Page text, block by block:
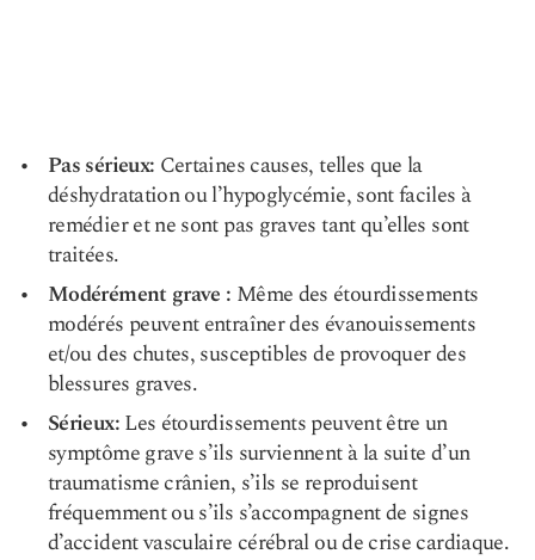
Pas sérieux: Certaines causes, telles que la
déshydratation ou l’hypoglycémie, sont faciles à
remédier et ne sont pas graves tant qu’elles sont
traitées.
Modérément grave : Même des étourdissements
modérés peuvent entraîner des évanouissements
et/ou des chutes, susceptibles de provoquer des
blessures graves.
Sérieux:Les étourdissements peuvent être un
symptôme grave s’ils surviennent à la suite d’un
traumatisme crânien, s’ils se reproduisent
fréquemment ou s’ils s’accompagnent de signes
d’accident vasculaire cérébral ou de crise cardiaque.